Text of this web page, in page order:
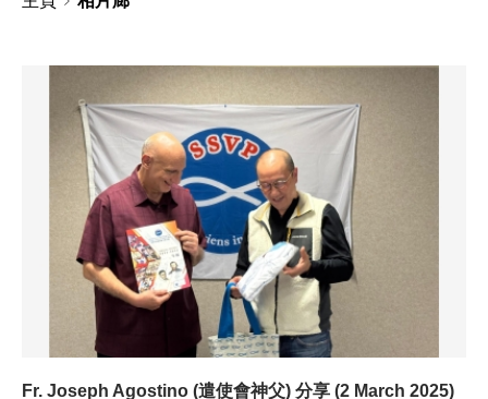
Fr. Joseph Agostino (遣使會神父) 分享 (2 March 2025)